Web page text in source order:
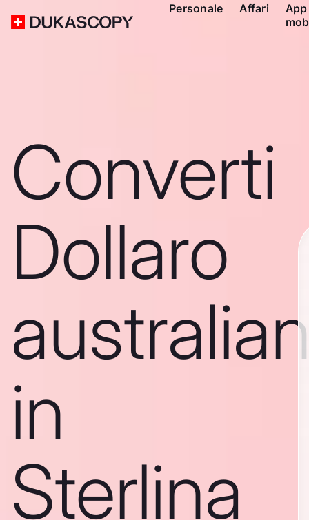
Personale Affari
App
Converti
Dollaro
in
Sterlina